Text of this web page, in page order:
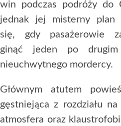
win podczas podróży do
jednak jej misterny plan
się, gdy pasażerowie
ginąć jeden po
nieuchwytnego mordercy.
Głównym atutem
gęstniejąca z rozdziału na
atmosfera oraz